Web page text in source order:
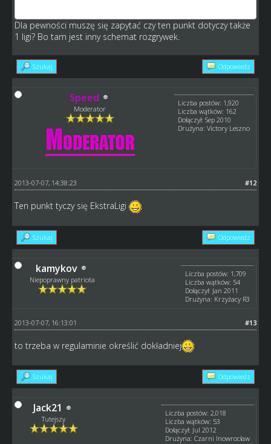
Dla pewności muszę się zapytać czy ten punkt dotyczy także
1 ligi? Bo tam jest inny schemat rozgrywek.
Szukaj Odpowiedz
Speed
Moderator
Liczba postów: 1,920
Liczba wątków: 162
Dołączył: Sep 2010
Drużyna: Victory Leszno
#12
2013-07-07, 14:38:23
Ten punkt tyczy się EkstraLigi
Szukaj Odpowiedz
kamykov
Niepoprawny patriota
Liczba postów: 1,709
Liczba wątków: 54
Dołączył: Jan 2011
Drużyna: Krzyżacy R3
#13
2013-07-07, 16:13:01
to trzeba w regulaminie określić dokładniej
Szukaj Odpowiedz
Jack21
Tutejszy
Liczba postów: 2,018
Liczba wątków: 53
Dołączył: Jul 2012
Drużyna: Czarni Inowrocław